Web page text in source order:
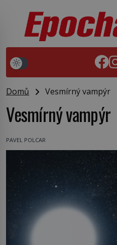
Domů Vesmírný vampýr
Vesmírný vampýr
PAVEL POLCAR